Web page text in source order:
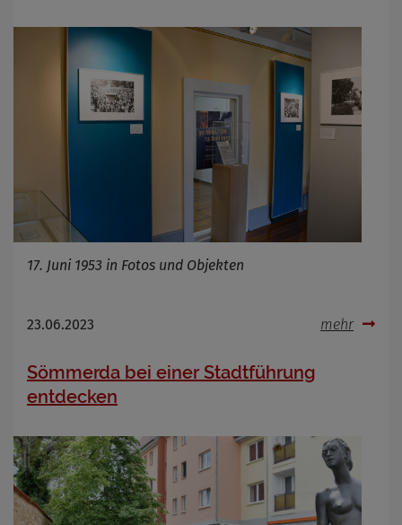
17. Juni 1953 in Fotos und Objekten
23.06.2023 mehr
Sömmerda bei einer Stadtführung
entdecken